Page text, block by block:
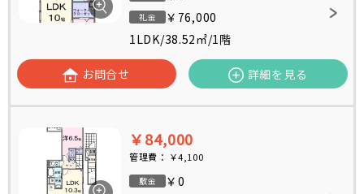
礼金
￥76,000
1LDK/38.52㎡/1階
お問合せ 詳細を見る
￥84,000
管理費： ￥4,100
敷金 ￥0